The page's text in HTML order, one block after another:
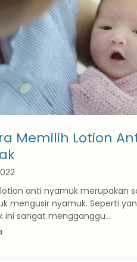
Memilih Lotion
anti nyamuk merupakan
mengusir nyamuk. Seperti
ini sangat mengganggu...